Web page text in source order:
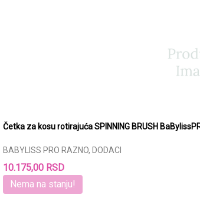
Četka za kosu rotirajuća SPINNING BRUSH
BABYLISS PRO RAZNO, DODACI
10.175,00 RSD
Nema na stanju!